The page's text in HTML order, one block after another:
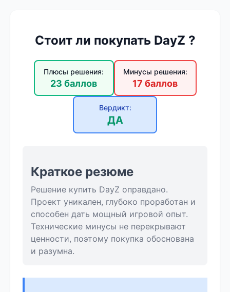
Стоит ли покупать DayZ ?
Плюсы решения:
23 баллов
Минусы решения:
17 баллов
Вердикт:
ДА
Краткое резюме
Решение купить DayZ оправдано.
Проект уникален, глубоко проработан и
способен дать мощный игровой опыт.
Технические минусы не перекрывают
ценности, поэтому покупка обоснована
и разумна.